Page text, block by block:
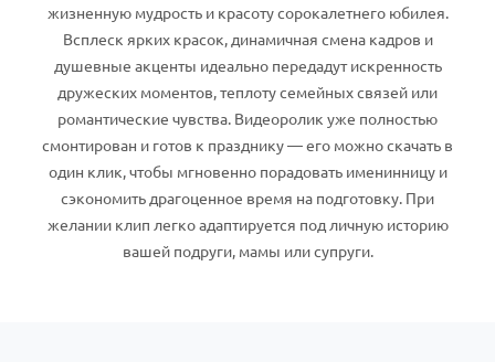
ПЕРСОНАЛЬНЫЕ
Пожелания
По именам
По годам
жизненную мудрость и красоту сорокалетнего юбилея.
Всплеск ярких красок, динамичная смена кадров и
душевные акценты идеально передадут искренность
дружеских моментов, теплоту семейных связей или
романтические чувства. Видеоролик уже полностью
смонтирован и готов к празднику — его можно скачать в
один клик, чтобы мгновенно порадовать именинницу и
сэкономить драгоценное время на подготовку. При
желании клип легко адаптируется под личную историю
вашей подруги, мамы или супруги.